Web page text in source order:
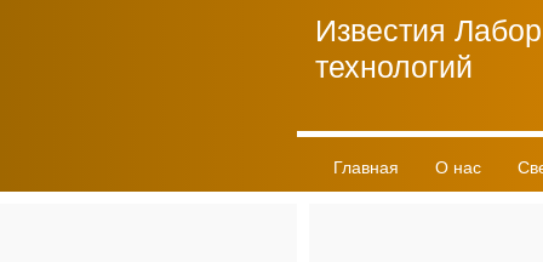
Известия
технологий
Главная О нас